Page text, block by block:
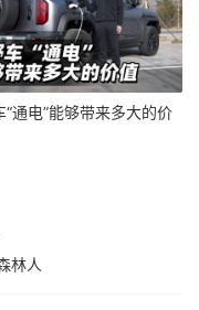
“通电”能够带来多大的价
林人